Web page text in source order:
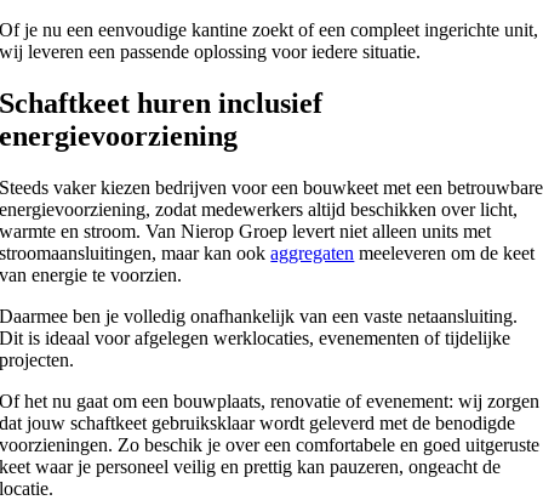
Of je nu een eenvoudige kantine zoekt of een compleet ingerichte unit,
wij leveren een passende oplossing voor iedere situatie.
Schaftkeet huren inclusief
energievoorziening
Steeds vaker kiezen bedrijven voor een bouwkeet met een betrouwbare
energievoorziening, zodat medewerkers altijd beschikken over licht,
warmte en stroom. Van Nierop Groep levert niet alleen units met
stroomaansluitingen, maar kan ookaggregaten meeleveren om de keet
van energie te voorzien.
Daarmee ben je volledig onafhankelijk van een vaste netaansluiting.
Dit is ideaal voor afgelegen werklocaties, evenementen of tijdelijke
projecten.
Of het nu gaat om een bouwplaats, renovatie of evenement: wij zorgen
dat jouw schaftkeet gebruiksklaar wordt geleverd met de benodigde
voorzieningen. Zo beschik je over een comfortabele en goed uitgeruste
keet waar je personeel veilig en prettig kan pauzeren, ongeacht de
locatie.